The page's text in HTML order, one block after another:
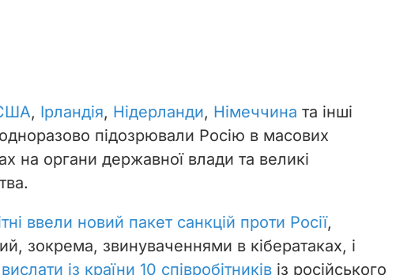
, Ірландія, Нідерланди, Німеччина та інші
підозрювали Росію в масових
на органи державної влади та великі
ввели новий пакет санкцій проти Росії,
зокрема, звинуваченнями в кібератаках, і
із країни 10 співробітників із російського